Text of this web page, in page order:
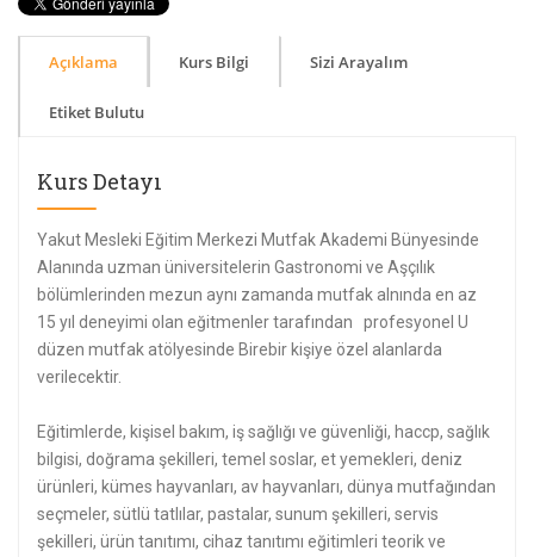
Açıklama Kurs Bilgi Sizi Arayalım
Etiket Bulutu
Kurs Detayı
Yakut Mesleki Eğitim Merkezi Mutfak Akademi Bünyesinde
Alanında uzman üniversitelerin Gastronomi ve Aşçılık
bölümlerinden mezun aynı zamanda mutfak alnında en az
15 yıl deneyimi olan eğitmenler tarafından profesyonel U
düzen mutfak atölyesinde Birebir kişiye özel alanlarda
verilecektir.
Eğitimlerde, kişisel bakım, iş sağlığı ve güvenliği, haccp, sağlık
bilgisi, doğrama şekilleri, temel soslar, et yemekleri, deniz
ürünleri, kümes hayvanları, av hayvanları, dünya mutfağından
seçmeler, sütlü tatlılar, pastalar, sunum şekilleri, servis
şekilleri, ürün tanıtımı, cihaz tanıtımı eğitimleri teorik ve